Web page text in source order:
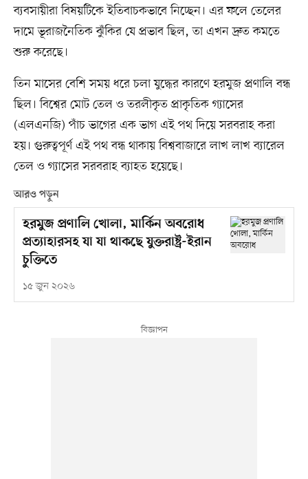
ব্যবসায়ীরা বিষয়টিকে ইতিবাচকভাবে নিচ্ছেন। এর ফলে তেলের
দামে ভূরাজনৈতিক ঝুঁকির যে প্রভাব ছিল, তা এখন দ্রুত কমতে
শুরু করেছে।
তিন মাসের বেশি সময় ধরে চলা যুদ্ধের কারণে হরমুজ প্রণালি বন্ধ
ছিল। বিশ্বের মোট তেল ও তরলীকৃত প্রাকৃতিক গ্যাসের
(এলএনজি) পাঁচ ভাগের এক ভাগ এই পথ দিয়ে সরবরাহ করা
হয়। গুরুত্বপূর্ণ এই পথ বন্ধ থাকায় বিশ্ববাজারে লাখ লাখ ব্যারেল
তেল ও গ্যাসের সরবরাহ ব্যাহত হয়েছে।
আরও পড়ুন
হরমুজ প্রণালি খোলা, মার্কিন অবরোধ
প্রত্যাহারসহ যা যা থাকছে যুক্তরাষ্ট্র-ইরান
চুক্তিতে
১৫ জুন ২০২৬